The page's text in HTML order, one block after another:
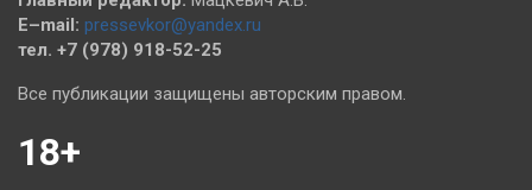
E–mail: pressevkor@yandex.ru
тел. +7 (978) 918-52-25
Все публикации защищены авторским правом.
18+